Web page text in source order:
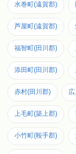
水巻町(遠賀郡)
芦屋町(遠賀郡)
福智町(田川郡)
添田町(田川郡)
赤村(田川郡)
上毛町(築上郡)
小竹町(鞍手郡)